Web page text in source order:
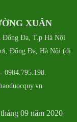
XUÂN
Đống Đa, T.p Hà Nội
Đống Đa, Hà Nội (đi
09 năm 2020